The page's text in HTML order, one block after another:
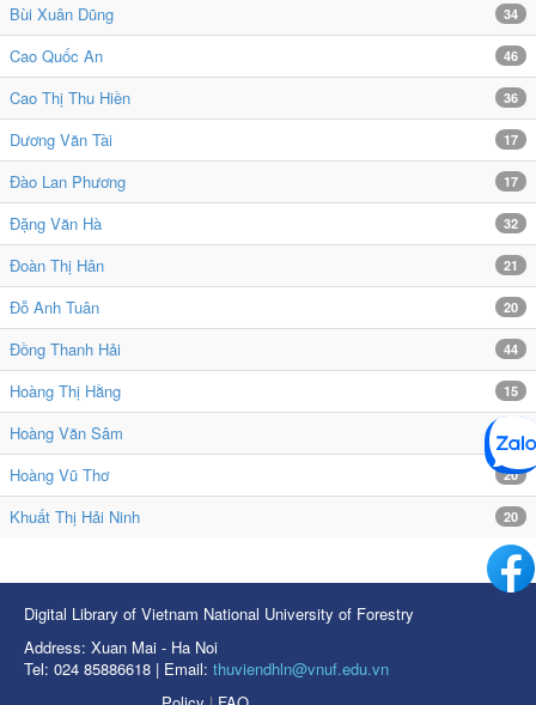
Bùi Xuân Dũng 34
Cao Quốc An 46
Cao Thị Thu Hiền 36
Dương Văn Tài 17
Đào Lan Phương 17
Đặng Văn Hà 32
Đoàn Thị Hân 21
Đỗ Anh Tuân 20
Đồng Thanh Hải 44
Hoàng Thị Hằng 15
Hoàng Văn Sâm 57
Hoàng Vũ Thơ 20
Khuất Thị Hải Ninh 20
Digital Library of Vietnam National University of Forestry
Address: Xuan Mai - Ha Noi
Tel: 024 85886618 | Email: thuviendhln@vnuf.edu.vn